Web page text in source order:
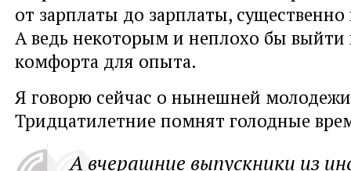
от зарплаты до зарплаты,
А ведь некоторым и неплохо бы выйти
комфорта для опыта.
Я говорю сейчас о нынешней
Тридцатилетние помнят голодные
А вчерашние выпускники из